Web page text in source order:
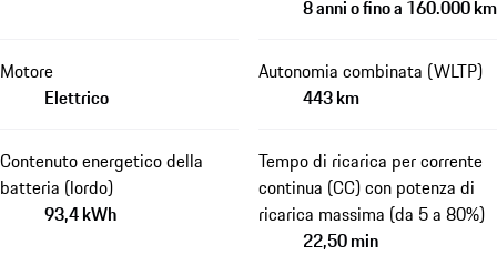
8 anni o fino a 160.000 km
Motore
Elettrico
Autonomia combinata (WLTP)
443 km
Contenuto energetico della
batteria (lordo)
93,4 kWh
Tempo di ricarica per corrente
continua (CC) con potenza di
ricarica massima (da 5 a 80%)
22,50 min